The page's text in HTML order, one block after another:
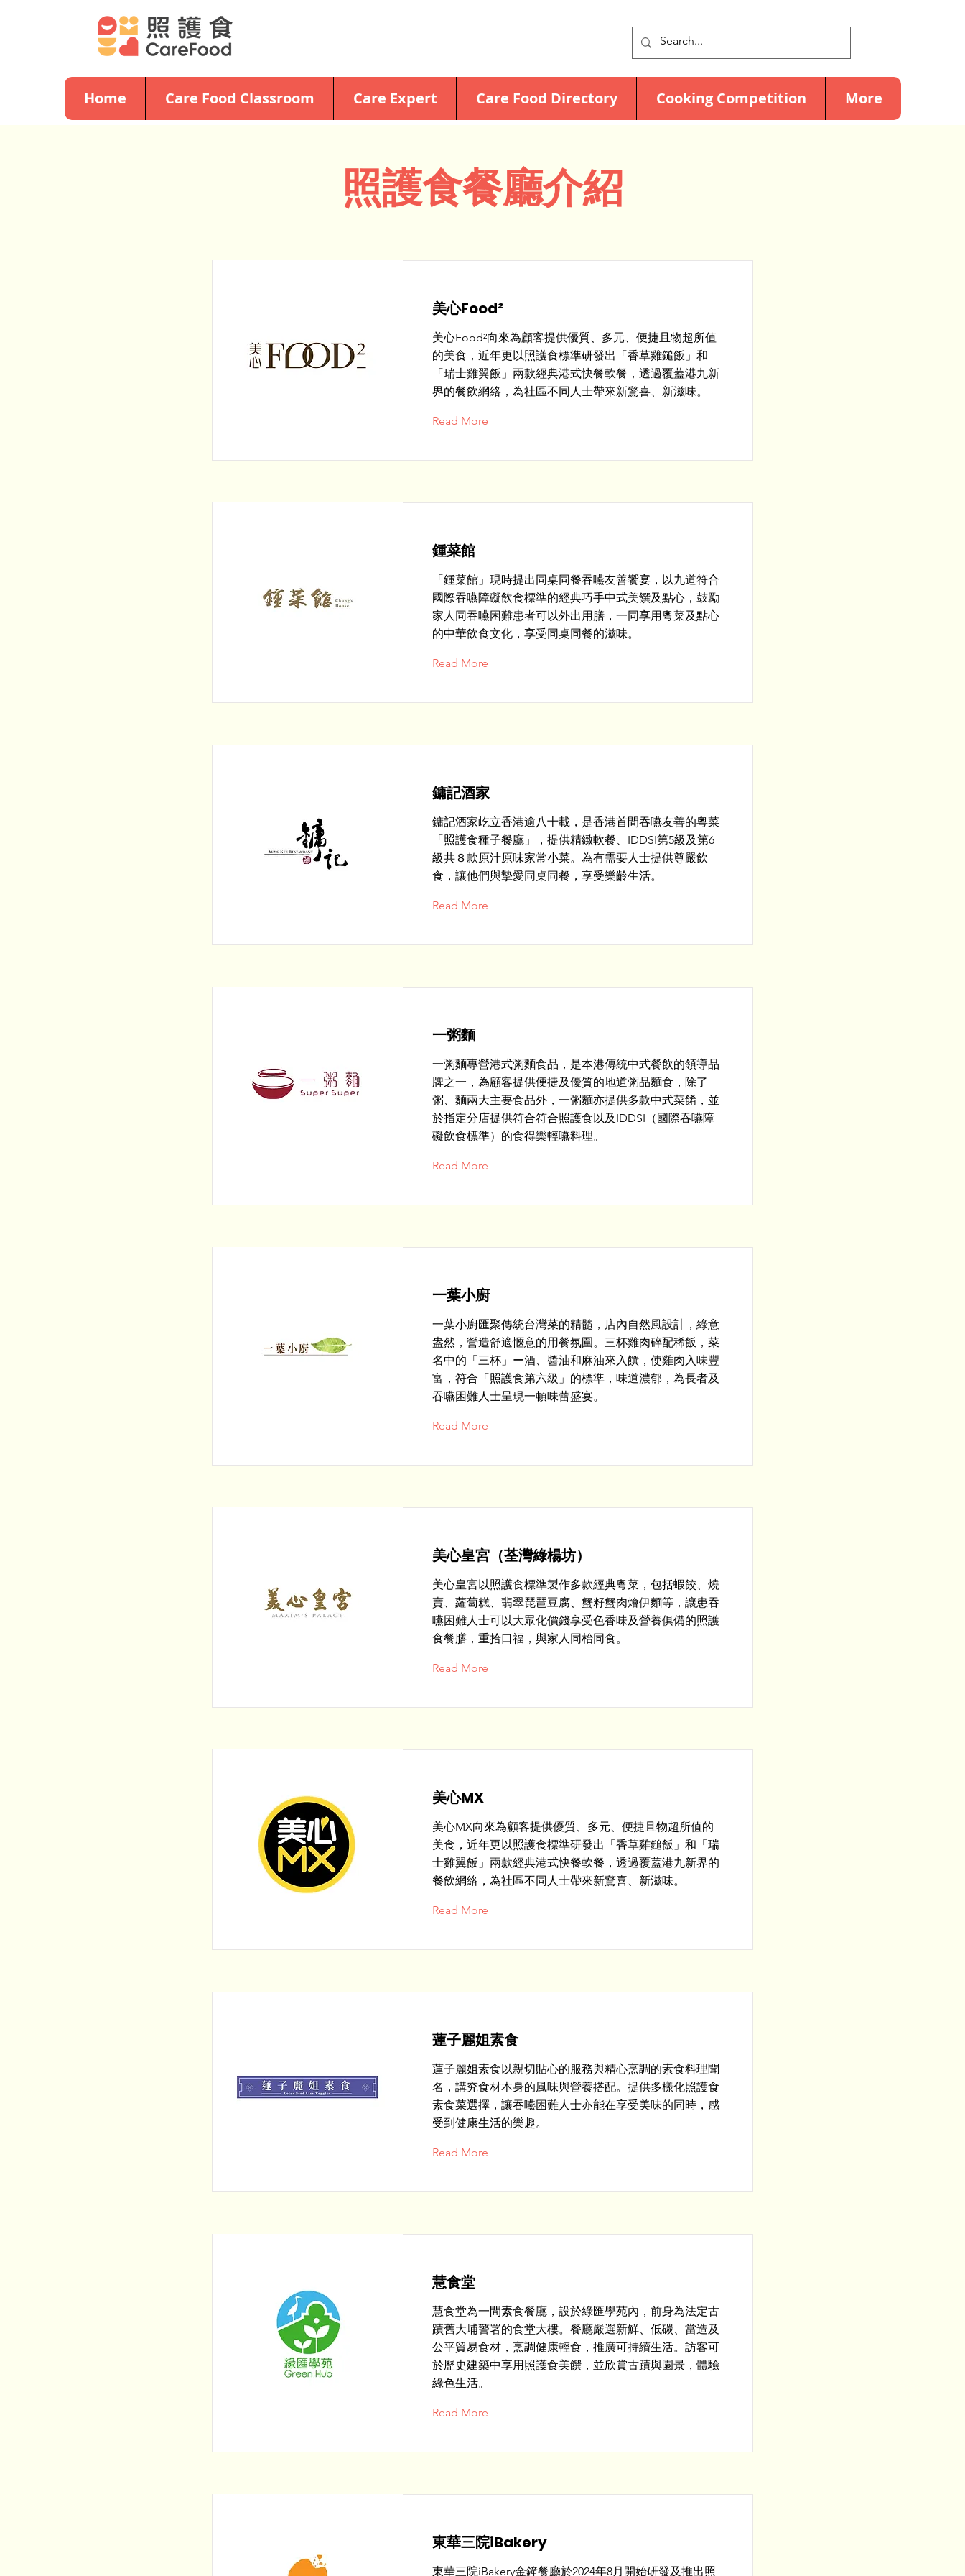
Home Care Food Classroom Care Expert Care Food Directory Cooking Competition More
照護食餐廳介紹
美心Food²
美心Food²向來為顧客提供優質、多元、便捷且物超所值
的美食，近年更以照護食標準研發出「香草雞鎚飯」和
「瑞士雞翼飯」兩款經典港式快餐軟餐，透過覆蓋港九新
界的餐飲網絡，為社區不同人士帶來新驚喜、新滋味。
Read More
鍾菜館
「鍾菜館」現時提出同桌同餐吞嚥友善饗宴，以九道符合
國際吞嚥障礙飲食標準的經典巧手中式美饌及點心，鼓勵
家人同吞嚥困難患者可以外出用膳，一同享用粵菜及點心
的中華飲食文化，享受同桌同餐的滋味。
Read More
鏞記酒家
鏞記酒家屹立香港逾八十載，是香港首間吞嚥友善的粵菜
「照護食種子餐廳」，提供精緻軟餐、IDDSI第5級及第6
級共８款原汁原味家常小菜。為有需要人士提供尊嚴飲
食，讓他們與摯愛同桌同餐，享受樂齡生活。
Read More
一粥麵
一粥麵專營港式粥麵食品，是本港傳統中式餐飲的領導品
牌之一，為顧客提供便捷及優質的地道粥品麵食，除了
粥、麵兩大主要食品外，一粥麵亦提供多款中式菜餚，並
於指定分店提供符合符合照護食以及IDDSI（國際吞嚥障
礙飲食標準）的食得樂輕嚥料理。
Read More
一葉小廚
一葉小廚匯聚傳統台灣菜的精髓，店內自然風設計，綠意
盎然，營造舒適愜意的用餐氛圍。三杯雞肉碎配稀飯，菜
名中的「三杯」ー酒、醬油和麻油來入饌，使雞肉入味豐
富，符合「照護食第六級」的標準，味道濃郁，為長者及
吞嚥困難人士呈現一頓味蕾盛宴。
Read More
美心皇宮（荃灣綠楊坊）
美心皇宮以照護食標準製作多款經典粵菜，包括蝦餃、燒
賣、蘿蔔糕、翡翠琵琶豆腐、蟹籽蟹肉燴伊麵等，讓患吞
嚥困難人士可以大眾化價錢享受色香味及營養俱備的照護
食餐膳，重拾口福，與家人同枱同食。
Read More
美心MX
美心MX向來為顧客提供優質、多元、便捷且物超所值的
美食，近年更以照護食標準研發出「香草雞鎚飯」和「瑞
士雞翼飯」兩款經典港式快餐軟餐，透過覆蓋港九新界的
餐飲網絡，為社區不同人士帶來新驚喜、新滋味。
Read More
蓮子麗姐素食
蓮子麗姐素食以親切貼心的服務與精心烹調的素食料理聞
名，講究食材本身的風味與營養搭配。提供多樣化照護食
素食菜選擇，讓吞嚥困難人士亦能在享受美味的同時，感
受到健康生活的樂趣。
Read More
慧食堂
慧食堂為一間素食餐廳，設於綠匯學苑內，前身為法定古
蹟舊大埔警署的食堂大樓。餐廳嚴選新鮮、低碳、當造及
公平貿易食材，烹調健康輕食，推廣可持續生活。訪客可
於歷史建築中享用照護食美饌，並欣賞古蹟與園景，體驗
綠色生活。
Read More
東華三院iBakery
東華三院iBakery金鐘餐廳於2024年8月開始研發及推出照